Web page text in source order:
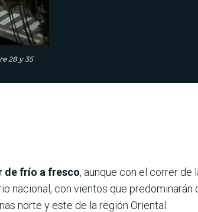
28 y 35
de frío a fresco, aunque con el correr de
nacional, con vientos que predominarán
norte y este de la región Oriental.